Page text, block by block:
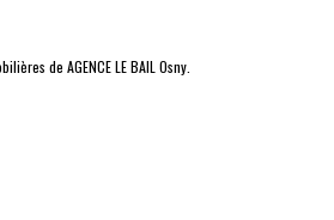
de AGENCE LE BAIL Osny.